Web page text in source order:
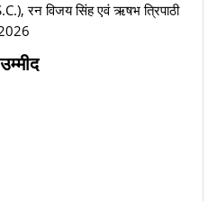
रन विजय सिंह एवं ऋषभ त्रिपाठी